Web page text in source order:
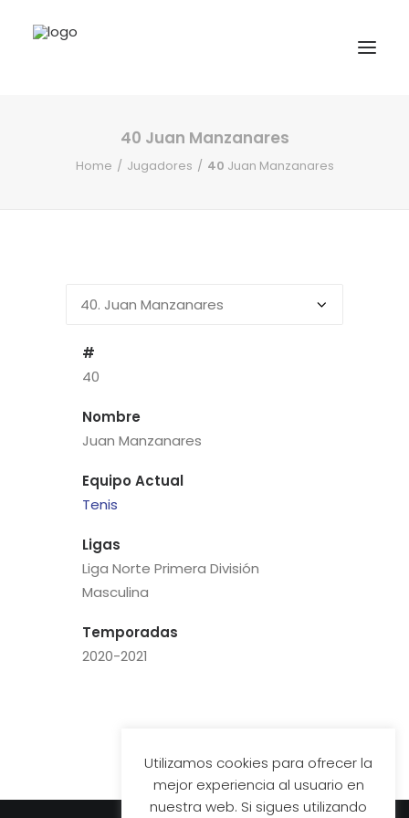
40 Juan Manzanares
Home Jugadores 40 Juan Manzanares
#
40
Nombre
Juan Manzanares
Equipo Actual
Tenis
Ligas
Liga Norte Primera División
Masculina
Temporadas
2020-2021
Utilizamos cookies para ofrecer la
mejor experiencia al usuario en
nuestra web. Si sigues utilizando